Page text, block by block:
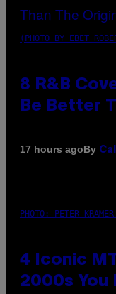
(PHOTO BY EBET
8 R&B
Be Better
17 hours agoBy
PHOTO: PETER
4 Iconic
2000s